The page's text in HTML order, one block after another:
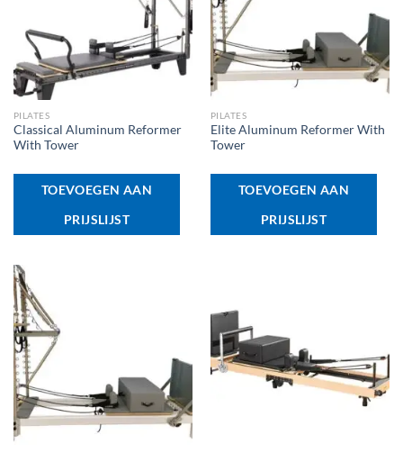
PILATES
Classical Aluminum Reformer
With Tower
TOEVOEGEN AAN
PRIJSLIJST
PILATES
Elite Aluminum Reformer With
Tower
TOEVOEGEN AAN
PRIJSLIJST